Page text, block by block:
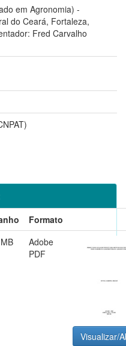
em Agronomia) -
do Ceará, Fortaleza,
Fred Carvalho
Formato
Adobe
PDF
Visualizar/